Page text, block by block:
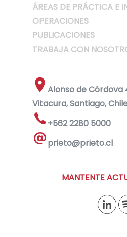
ÁREAS DE PRÁCTICA E
OPERACIONES
PUBLICACIONES
TRABAJA CON
Alonso de Córdova
Vitacura, Santiago,
+562 2280 5000
prieto@prieto.cl
MANTENTE